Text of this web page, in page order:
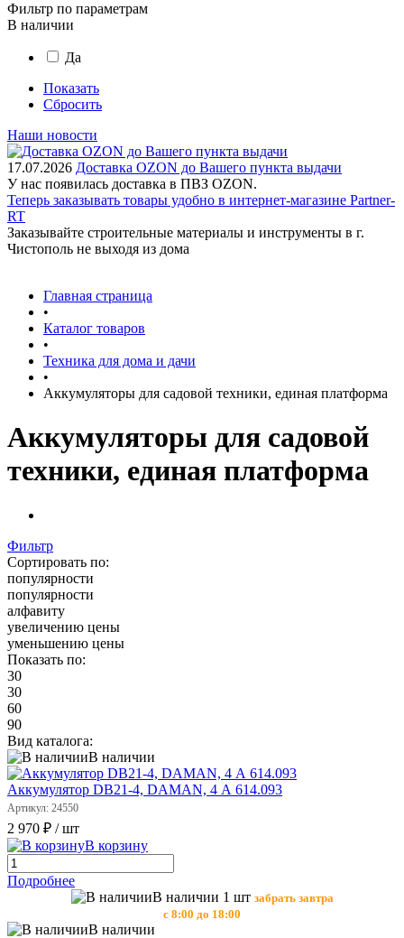
Фильтр по параметрам
В наличии
Да
Показать
Сбросить
Наши новости
17.07.2026 Доставка OZON до Вашего пункта выдачи
У нас появилась доставка в ПВЗ OZON.
Теперь заказывать товары удобно в интернет-магазине Partner-
RT
Заказывайте строительные материалы и инструменты в г.
Чистополь не выходя из дома
Главная страница
•
Каталог товаров
•
Техника для дома и дачи
•
Аккумуляторы для садовой техники, единая платформа
Аккумуляторы для садовой
техники, единая платформа
Фильтр
Сортировать по:
популярности
популярности
алфавиту
увеличению цены
уменьшению цены
Показать по:
30
30
60
90
Вид каталога:
В наличии
Аккумулятор DB21-4, DAMAN, 4 А 614.093
Артикул: 24550
2 970 ₽ / шт
В корзину
Подробнее
В наличии 1 шт забрать завтра
с 8:00 до 18:00
В наличии